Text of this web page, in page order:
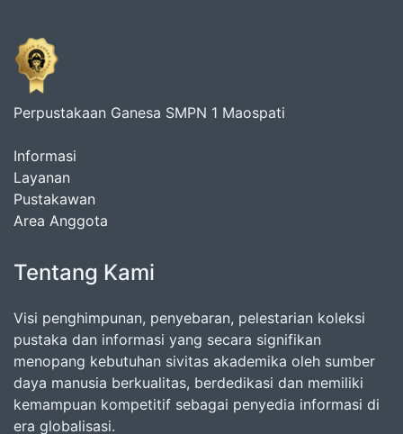
Perpustakaan Ganesa SMPN 1 Maospati
Informasi
Layanan
Pustakawan
Area Anggota
Tentang Kami
Visi penghimpunan, penyebaran, pelestarian koleksi
pustaka dan informasi yang secara signifikan
menopang kebutuhan sivitas akademika oleh sumber
daya manusia berkualitas, berdedikasi dan memiliki
kemampuan kompetitif sebagai penyedia informasi di
era globalisasi.